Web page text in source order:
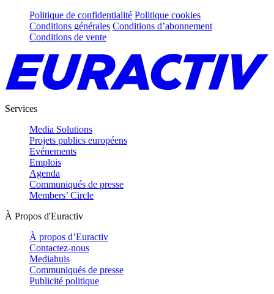
Politique de confidentialité Politique cookies
Conditions générales Conditions d’abonnement
Conditions de vente
Services
Media Solutions
Projets publics européens
Evénements
Emplois
Agenda
Communiqués de presse
Members’ Circle
À Propos d'Euractiv
À propos d’Euractiv
Contactez-nous
Mediahuis
Communiqués de presse
Publicité politique